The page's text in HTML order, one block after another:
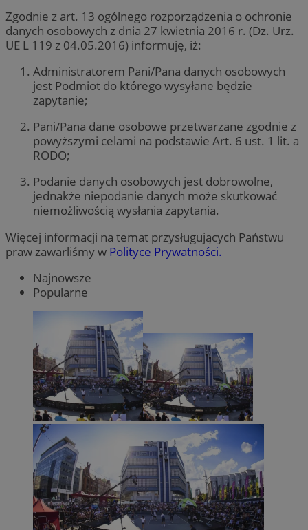
Zgodnie z art. 13 ogólnego rozporządzenia o ochronie
danych osobowych z dnia 27 kwietnia 2016 r. (Dz. Urz.
UE L 119 z 04.05.2016) informuję, iż:
Administratorem Pani/Pana danych osobowych
jest Podmiot do którego wysyłane będzie
zapytanie;
Pani/Pana dane osobowe przetwarzane zgodnie z
powyższymi celami na podstawie Art. 6 ust. 1 lit. a
RODO;
Podanie danych osobowych jest dobrowolne,
jednakże niepodanie danych może skutkować
niemożliwością wysłania zapytania.
Więcej informacji na temat przysługujących Państwu
praw zawarliśmy w Polityce Prywatności.
Najnowsze
Popularne